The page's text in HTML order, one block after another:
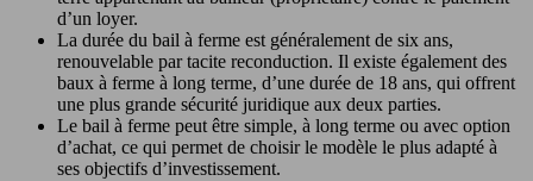
d’un loyer.
La durée du bail à ferme est généralement de six ans,
renouvelable par tacite reconduction. Il existe également des
baux à ferme à long terme, d’une durée de 18 ans, qui offrent
une plus grande sécurité juridique aux deux parties.
Le bail à ferme peut être simple, à long terme ou avec option
d’achat, ce qui permet de choisir le modèle le plus adapté à
ses objectifs d’investissement.